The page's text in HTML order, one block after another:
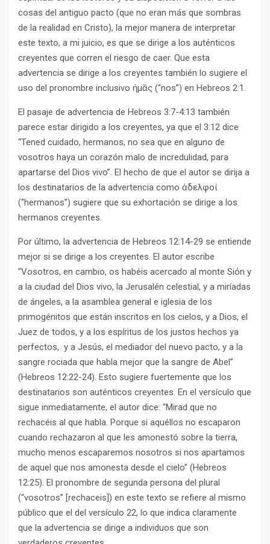
cosas del antiguo pacto (que no eran más que sombras
de la realidad en Cristo), la mejor manera de interpretar
este texto, a mi juicio, es que se dirige a los auténticos
creyentes que corren el riesgo de caer. Que esta
advertencia se dirige a los creyentes también lo sugiere el
uso del pronombre inclusivo ἡμᾶς (“nos”) en Hebreos 2:1.
El pasaje de advertencia de Hebreos 3:7-4:13 también
parece estar dirigido a los creyentes, ya que el 3:12 dice
“Tened cuidado, hermanos, no sea que en alguno de
vosotros haya un corazón malo de incredulidad, para
apartarse del Dios vivo”. El hecho de que el autor se dirija a
los destinatarios de la advertencia como ἀδελφοί
(“hermanos”) sugiere que su exhortación se dirige a los
hermanos creyentes.
Por último, la advertencia de Hebreos 12:14-29 se entiende
mejor si se dirige a los creyentes. El autor escribe
“Vosotros, en cambio, os habéis acercado al monte Sión y
a la ciudad del Dios vivo, la Jerusalén celestial, y a miríadas
de ángeles, a la asamblea general e iglesia de los
primogénitos que están inscritos en los cielos, y a Dios, el
Juez de todos, y a los espíritus de los justos hechos ya
perfectos, y a Jesús, el mediador del nuevo pacto, y a la
sangre rociada que habla mejor que la sangre de Abel”
(Hebreos 12:22-24). Esto sugiere fuertemente que los
destinatarios son auténticos creyentes. En el versículo que
sigue inmediatamente, el autor dice: “Mirad que no
rechacéis al que habla. Porque si aquéllos no escaparon
cuando rechazaron al que les amonestó sobre la tierra,
mucho menos escaparemos nosotros si nos apartamos
de aquel que nos amonesta desde el cielo” (Hebreos
12:25). El pronombre de segunda persona del plural
(“vosotros” [rechaceis]) en este texto se refiere al mismo
público que el del versículo 22, lo que indica claramente
que la advertencia se dirige a individuos que son